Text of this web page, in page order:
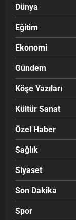
Dünya
Eğitim
Ekonomi
Gündem
Köşe Yazıları
Kültür Sanat
Özel Haber
Sağlık
Siyaset
Son Dakika
Spor